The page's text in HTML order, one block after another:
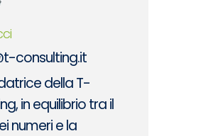
consulting.it
della T-
in equilibrio tra il
numeri e la